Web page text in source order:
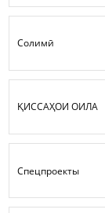
Солимӣ
ҚИССАҲОИ ОИЛА
Спецпроекты